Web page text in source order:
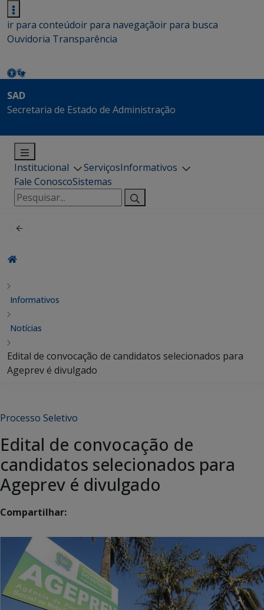
ir para conteúdoir para navegaçãoir para busca
Ouvidoria Transparência
SAD
Secretaria de Estado de Administração
Institucional ServiçosInformativos
Fale ConoscoSistemas
Pesquisar
por:
Informativos
Notícias
Edital de convocação de candidatos selecionados para
Ageprev é divulgado
Processo Seletivo
Edital de convocação de
candidatos selecionados para
Ageprev é divulgado
Compartilhar: